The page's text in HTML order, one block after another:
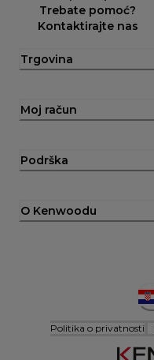
Trebate pomoć?
Kontaktirajte nas
Trgovina
Moj račun
Podrška
O Kenwoodu
Politika o privatnosti